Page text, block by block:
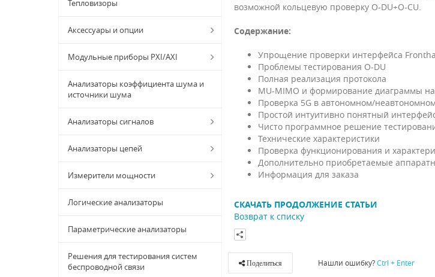
Тепловизоры
Аксессуары и опции
Модульные приборы PXI/AXI
Анализаторы коэффициента шума и
источники шума
Анализаторы сигналов
Анализаторы цепей
Измерители мощности
Логические анализаторы
Параметрические анализаторы
Решения для тестирования систем
беспроводной связи
возможной кольцевую проверку O-DU+O-CU.
Содержание:
Упрощение проверки интерфейса
Проблемы тестирования O-DU
Полная реализация протокола
MU-MIMO и формирование диаграммы
Проверка 5G в автономном/
Простой интуитивно понятный
Чисто программное решение
Технические характеристики
Проверка функционирования и
Дополнительно приобретаемые
Информация для заказа
СКАЧАТЬ ПРОДОЛЖЕНИЕ СТАТЬИ
Возврат к списку
Поделиться Нашли ошибку?Ctrl + Enter